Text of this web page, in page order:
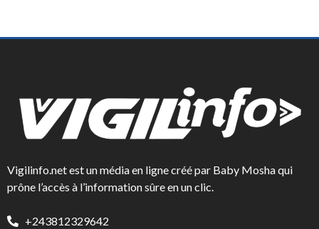
Vigilinfo.net est un média en ligne créé par Baby Mosha qui
prône l’accès à l’information sûre en un clic.
+243812329642